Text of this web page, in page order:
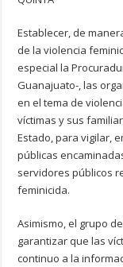
Establecer, de
de la violencia
especial la
Guanajuato-, las
en el tema de
víctimas y sus
Estado, para vigilar,
públicas
servidores públicos
feminicida.
Asimismo, el grupo
garantizar que las
continuo a la